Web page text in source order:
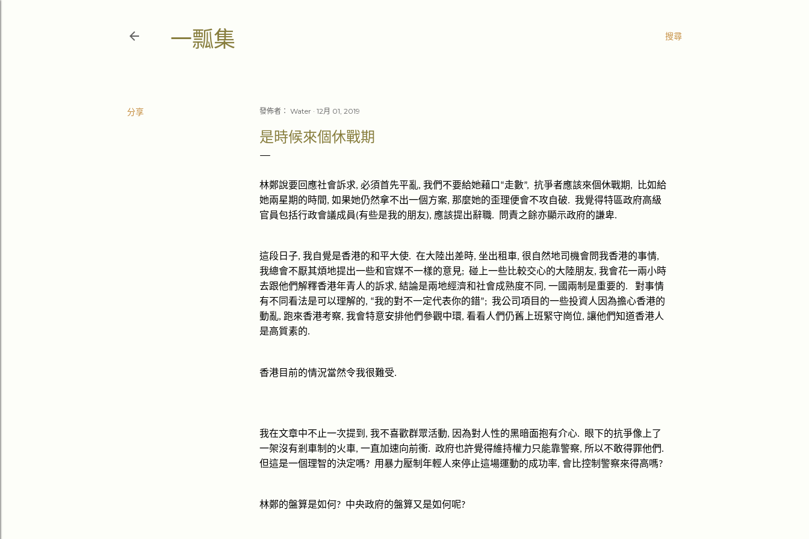
搜尋
一瓢集
分享 發佈者： Water 12月 01, 2019
是時候來個休戰期
林鄭說要回應社會訴求, 必須首先平亂, 我們不要給她藉口 “走數”, 抗爭者應該來個休戰期,
比如給
她兩星期的時間, 如果她仍然拿不出一個方案, 那麼她的歪理便會不攻自破. 我覺得特區政府高級
官員包括行政會議成員(有些是我的朋友), 應該提出辭職. 問責之餘亦顯示政府的謙卑.
這段日子, 我自覺是香港的和平大使. 在大陸出差時, 坐出租車, 很自然地司機會問我香港的事情,
我總會不厭其煩地提出一些和官媒不一樣的意見; 碰上一些比較交心的大陸朋友, 我會花一兩小時
去跟他們解釋香港年青人的訴求, 結論是兩地經濟和社會成熟度不同 , 一國兩制是重要的.
對事情
有不同看法是可以理解的, “我的對不一定代表你的錯”; 我公司項目的一些投資人因為擔心香港的
動亂, 跑來香港考察, 我會特意安排他們參觀中環, 看看人們仍舊上班緊守崗位, 讓他們知道香港人
是高質素的.
香港目前的情況當然令我很難受.
我在文章中不止一次提到 , 我不喜歡群眾活動, 因為對人性的黑暗面抱有介心.
眼下的抗爭像上了
一架沒有剎車制的火車, 一直加速向前衝. 政府也許覺得維持權力只能靠警察, 所以不敢得罪他們.
但這是一個理智的決定嗎? 用暴力壓制年輕人來停止這場運動的成功率, 會比控制警察來得高嗎?
林鄭的盤算是如何? 中央政府的盤算又是如何呢?